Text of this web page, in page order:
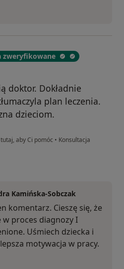
zweryfikowane
doktor. Dokładnie
plan leczenia.
dzieciom.
aby Ci pomóc • Konsultacja
Kamińska-Sobczak
komentarz. Cieszę się, że
proces diagnozy I
Uśmiech dziecka i
motywacja w pracy.